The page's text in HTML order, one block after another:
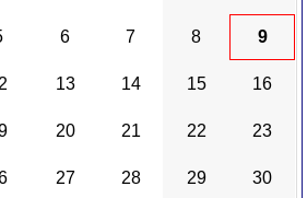
6 7 8 9
13 14 15 16
20 21 22 23
27 28 29 30